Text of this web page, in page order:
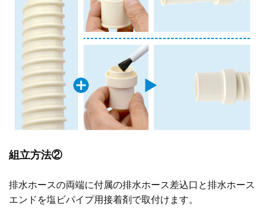
組立方法②
排水ホースの両端に付属の排水ホース差込口と排水ホース
エンドを塩ビパイプ用接着剤で取付けます。